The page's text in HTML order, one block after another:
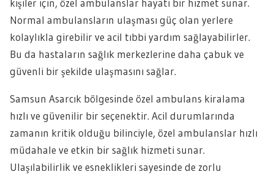
kişiler için, özel ambulanslar hayati bir hizmet sunar.
Normal ambulansların ulaşması güç olan yerlere
kolaylıkla girebilir ve acil tıbbi yardım sağlayabilirler.
Bu da hastaların sağlık merkezlerine daha çabuk ve
güvenli bir şekilde ulaşmasını sağlar.
Samsun Asarcık bölgesinde özel ambulans kiralama
hızlı ve güvenilir bir seçenektir. Acil durumlarında
zamanın kritik olduğu bilinciyle, özel ambulanslar hızlı
müdahale ve etkin bir sağlık hizmeti sunar.
Ulaşılabilirlik ve esneklikleri sayesinde de zorlu